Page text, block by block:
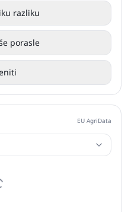
razliku
porasle
EU AgriData